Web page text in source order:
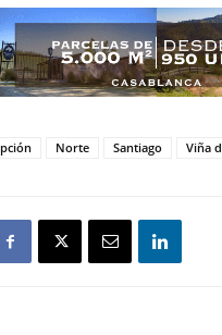
Norte Santiago Viña